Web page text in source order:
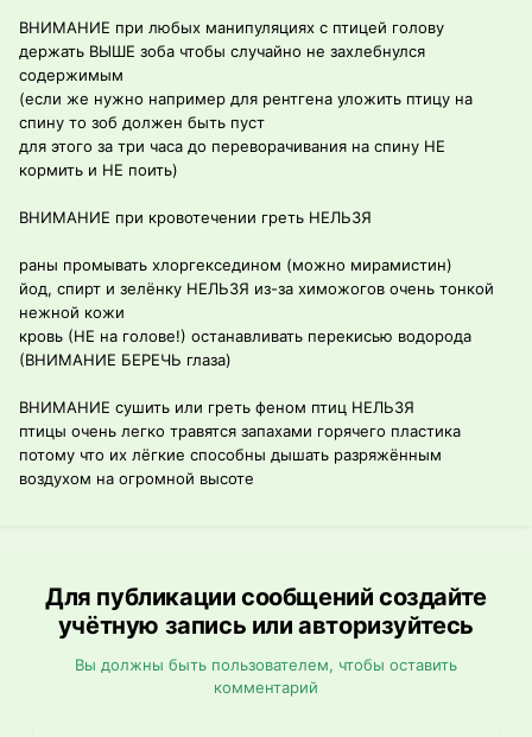
ВНИМАНИЕ при любых манипуляциях с птицей голову
держать ВЫШЕ зоба чтобы случайно не захлебнулся
содержимым
(если же нужно например для рентгена уложить птицу на
спину то зоб должен быть пуст
для этого за три часа до переворачивания на спину НЕ
кормить и НЕ поить)
ВНИМАНИЕ при кровотечении греть НЕЛЬЗЯ
раны промывать хлоргекседином (можно мирамистин)
йод, спирт и зелёнку НЕЛЬЗЯ из-за химожогов очень тонкой
нежной кожи
кровь (НЕ на голове!) останавливать перекисью водорода
(ВНИМАНИЕ БЕРЕЧЬ глаза)
ВНИМАНИЕ сушить или греть феном птиц НЕЛЬЗЯ
птицы очень легко травятся запахами горячего пластика
потому что их лёгкие способны дышать разряжённым
воздухом на огромной высоте
Для публикации сообщений создайте
учётную запись или авторизуйтесь
Вы должны быть пользователем, чтобы оставить
комментарий